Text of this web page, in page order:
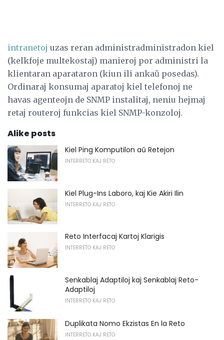
intranetoj uzas reran administradministradon kiel
(kelkfoje multekostaj) manieroj por administri la
klientaran aparataron (kiun ili ankaŭ posedas).
Ordinaraj konsumaj aparatoj kiel telefonoj ne
havas agenteojn de SNMP instalitaj, neniu hejmaj
retaj routeroj funkcias kiel SNMP-konzoloj.
Alike posts
Kiel Ping Komputilon aŭ Retejon
INTERRETO KAJ RETO
Kiel Plug-Ins Laboro, kaj Kie Akiri Ilin
INTERRETO KAJ RETO
Reto Interfacaj Kartoj Klarigis
INTERRETO KAJ RETO
Senkablaj Adaptiloj kaj Senkablaj Reto-
Adaptiloj
INTERRETO KAJ RETO
Duplikata Nomo Ekzistas En la Reto
INTERRETO KAJ RETO